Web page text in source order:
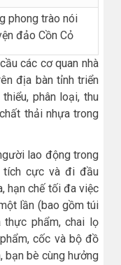
phong trào nói
đảo Cồn Cỏ
các cơ quan nhà
địa bàn tỉnh triển
phân loại, thu
thải nhựa trong
lao động trong
tích cực và đi đầu
hạn chế tối đa việc
lần (bao gồm túi
thực phẩm, chai lọ
cốc và bộ đồ
bạn bè cùng hưởng